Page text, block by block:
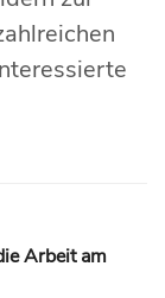
Arbeit am